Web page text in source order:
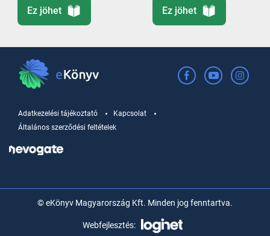
Ez jöhet Ez jöhet
Adatkezelési tájékoztató
Kapcsolat
Általános szerződési feltételek
© eKönyv Magyarország Kft. Minden jog fenntartva.
Webfejlesztés: